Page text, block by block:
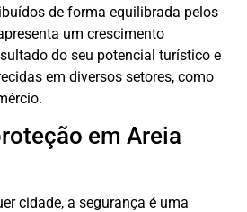
de forma equilibrada pelos
um crescimento
do seu potencial turístico e
em diversos setores, como
em Areia
cidade, a segurança é uma